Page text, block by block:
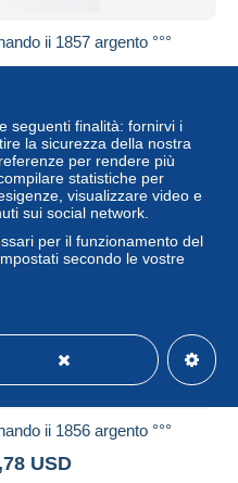
ii 1857 argento °°°
Residenziale
ii 1856 argento °°°
USD
seguenti finalità: fornirvi i
la sicurezza della nostra
per rendere più
statistiche per
visualizzare video e
sui social network.
per il funzionamento del
secondo le vostre